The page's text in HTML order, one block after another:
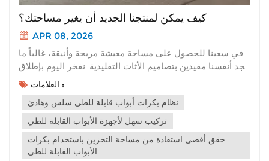
كيف يمكن لمنتجنا الجديد أن يغير مساحتك؟
APR 08, 2026
في سعينا للحصول على مساحة معيشة مريحة وأنيقة، غالباً ما
نجد أنفسنا مقيدين بتصاميم الأثاث التقليدية. نفخر اليوم بإطلاق
منتجنا الجديد. إنه ليس مجرد تحديث، بل هو تغيير جذري
لتجربتك المكانية. أولاً، دعونا نتحدث عن مزاياها الأساسية التي
تجعلها متميزة عن جميع الخيارات التقليدية: Oيتميز منتجنا
الجديد بألوا...
العلامات :
نظام بكرات أبواب قابلة للطي سلس وهادئ
تركيب سهل لأجهزة الأبواب القابلة للطي
حقق أقصى استفادة من مساحة التخزين باستخدام بكرات
الأبواب القابلة للطي